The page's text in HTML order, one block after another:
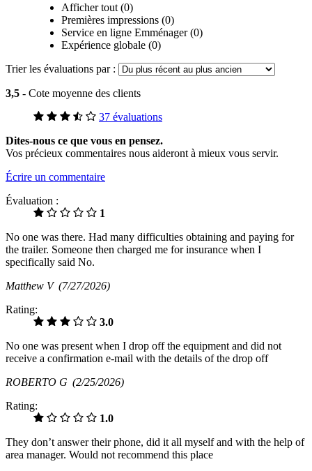
Afficher tout (0)
Premières impressions (0)
Service en ligne Emménager (0)
Expérience globale (0)
Trier les évaluations par :
3,5 - Cote moyenne des clients
37 évaluations
Dites-nous ce que vous en pensez.
Vos précieux commentaires nous aideront à mieux vous servir.
Écrire un commentaire
Évaluation :
1
No one was there. Had many difficulties obtaining and paying for
the trailer. Someone then charged me for insurance when I
specifically said No.
Matthew V (7/27/2026)
Rating:
3.0
No one was present when I drop off the equipment and did not
receive a confirmation e-mail with the details of the drop off
ROBERTO G (2/25/2026)
Rating:
1.0
They don’t answer their phone, did it all myself and with the help of
area manager. Would not recommend this place